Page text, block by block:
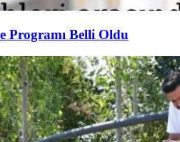
Programı Belli Oldu